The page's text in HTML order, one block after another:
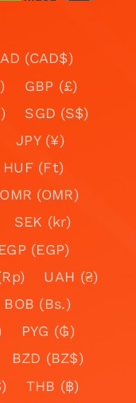
(CAD$)
GBP (£)
SGD (S$)
JPY (¥)
HUF (Ft)
OMR (OMR)
SEK (kr)
EGP (EGP)
UAH (₴)
BOB (Bs.)
PYG (₲)
BZD (BZ$)
THB (฿)